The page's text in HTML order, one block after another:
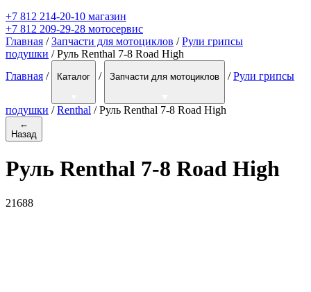
+7 812 214-20-10 магазин
+7 812 209-29-28 мотосервис
Главная /Запчасти для мотоциклов /Рули грипсы
подушки / Руль Renthal 7-8 Road High
Главная / Каталог / Запчасти для мотоциклов / Рули грипсы
подушки / Renthal / Руль Renthal 7-8 Road High
←
Назад
Руль Renthal 7-8 Road High
21688